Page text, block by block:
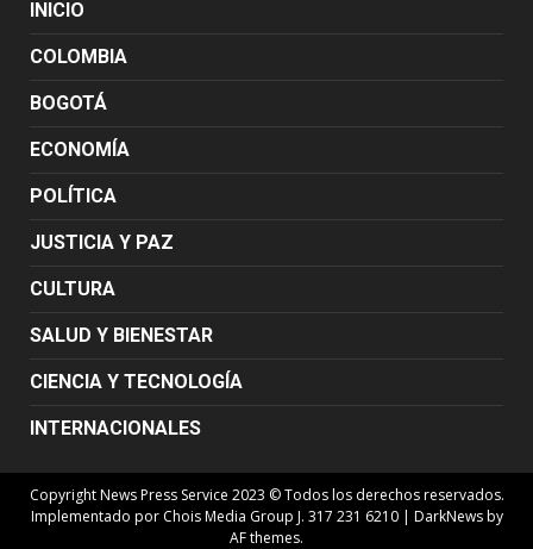
INICIO
COLOMBIA
BOGOTÁ
ECONOMÍA
POLÍTICA
JUSTICIA Y PAZ
CULTURA
SALUD Y BIENESTAR
CIENCIA Y TECNOLOGÍA
INTERNACIONALES
Copyright News Press Service 2023 © Todos los derechos reservados.
Implementado por Chois Media Group J. 317 231 6210 | DarkNewsby
AF themes.